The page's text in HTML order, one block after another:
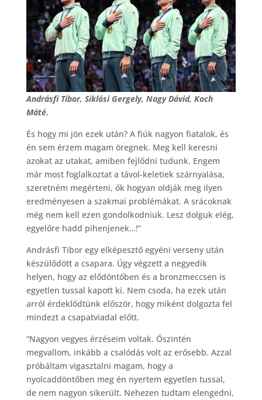
Andrásfi Tibor, Siklósi Gergely, Nagy Dávid, Koch
Máté.
És hogy mi jön ezek után? A fiúk nagyon fiatalok, és
én sem érzem magam öregnek. Meg kell keresni
azokat az utakat, amiben fejlődni tudunk. Engem
már most foglalkoztat a távol-keletiek szárnyalása,
szeretném megérteni, ők hogyan oldják meg ilyen
eredményesen a szakmai problémákat. A srácoknak
még nem kell ezen gondolkodniuk. Lesz dolguk elég,
egyelőre hadd pihenjenek…!”
Andrásfi Tibor egy elképesztő egyéni verseny után
készülődött a csapara. Úgy végzett a negyedik
helyen, hogy az elődöntőben és a bronzmeccsen is
egyetlen tussal kapott ki. Nem csoda, ha ezek után
arról érdeklődtünk először, hogy miként dolgozta fel
mindezt a csapatviadal előtt.
“Nagyon vegyes érzéseim voltak. Őszintén
megvallom, inkább a csalódás volt az erősebb. Azzal
próbáltam vigasztalni magam, hogy a
nyolcaddöntőben meg én nyertem egyetlen tussal,
de nem nagyon sikerült. Nehezen tudtam elengedni,